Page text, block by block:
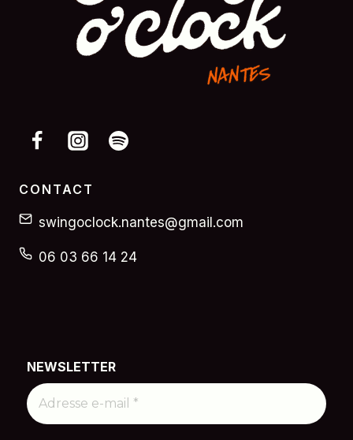
CONTACT
swingoclock.nantes@gmail.com
06 03 66 14 24
NEWSLETTER